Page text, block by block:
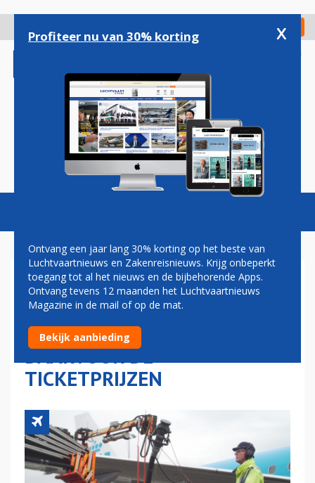
gaan
Check in
Magazine Podcasts Vacatures
KLM MENGT VANAF NU
STANDAARD 0,5 PROCENT
SAF BIJ EN VERHOOGT
DAARVOOR DE
TICKETPRIJZEN
Profiteer nu van 30% korting x
Ontvang een jaar lang 30% korting op het beste van
Luchtvaartnieuws en Zakenreisnieuws. Krijg onbeperkt
toegang tot al het nieuws en de bijbehorende Apps.
Ontvang tevens 12 maanden het Luchtvaartnieuws
Magazine in de mail of op de mat.
Bekijk aanbieding